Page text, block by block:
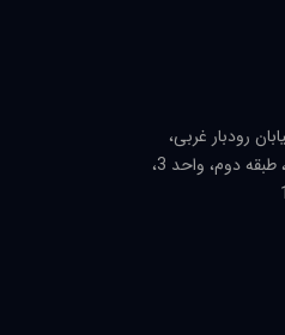
رودبار غربی،
خیابان باغیانی، پلاک 3، طبقه دوم، واحد 3،